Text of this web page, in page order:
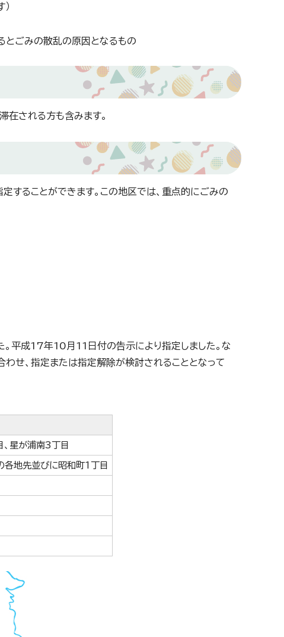
とごみの散乱の原因となるもの
在される方も含みます。
することができます。この地区では、重点的にごみの
平成17年10月11日付の告示により指定しました。な
せ、指定または指定解除が検討されることとなって
星が浦南3丁目
各地先並びに昭和町1丁目